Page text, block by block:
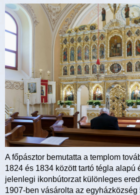
A főpásztor bemutatta a templom
1824 és 1834 között tartó tégla alapú
jelenlegi ikonbútorzat különleges
1907-ben vásárolta az